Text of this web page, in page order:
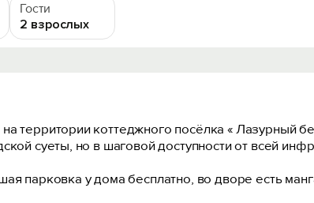
Гости
2 взрослых
территории коттеджного посёлка « Лазурный
суеты, но в шаговой доступности от всей
парковка у дома бесплатно, во дворе есть